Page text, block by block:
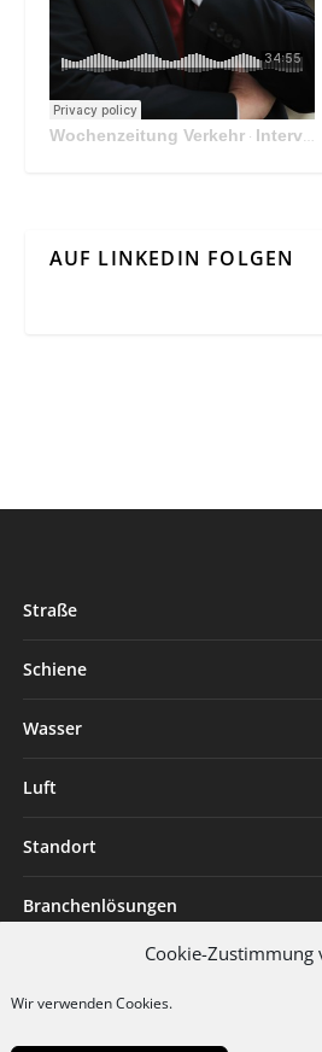
Cookie-Zustimmung
Wir verwenden Cookies.
Wochenzeitung Verkehr· Interview Mit Andreas Matthä, CEO der ÖBB Holding
AUF LINKEDIN FOLGEN
Straße
Schiene
Wasser
Luft
Standort
Branchenlösungen